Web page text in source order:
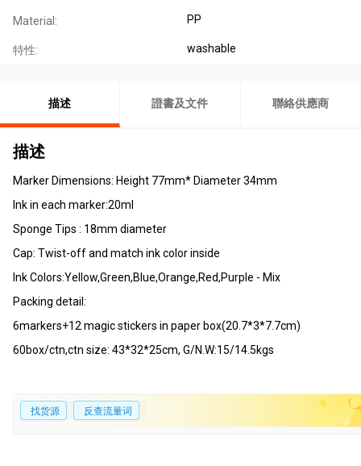
Material: PP
特性: washable
描述 證書及文件 聯絡供應商
描述
Marker Dimensions: Height 77mm* Diameter 34mm
Ink in each marker:20ml
Sponge Tips : 18mm diameter
Cap: Twist-off and match ink color inside
Ink Colors:Yellow,Green,Blue,Orange,Red,Purple - Mix
Packing detail:
6markers+12 magic stickers in paper box(20.7*3*7.7cm)
60box/ctn,ctn size: 43*32*25cm, G/N.W:15/14.5kgs
找货源 反查流量词